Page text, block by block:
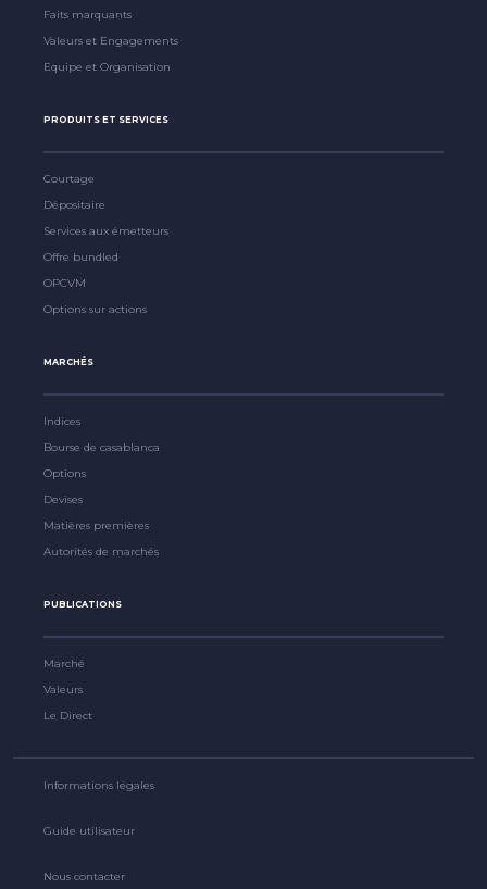
Faits marquants
Valeurs et Engagements
Equipe et Organisation
PRODUITS ET SERVICES
Courtage
Dépositaire
Services aux émetteurs
Offre bundled
OPCVM
Options sur actions
MARCHÉS
Indices
Bourse de casablanca
Options
Devises
Matières premières
Autorités de marchés
PUBLICATIONS
Marché
Valeurs
Le Direct
Informations légales
Guide utilisateur
Nous contacter